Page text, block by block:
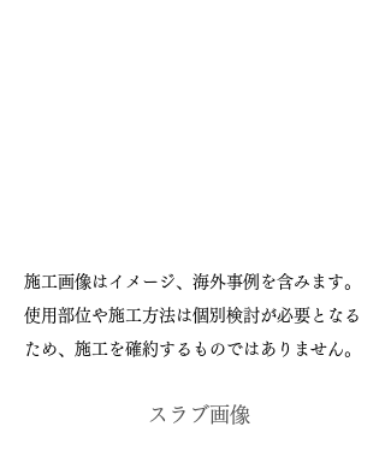
施工画像はイメージ、海外事例を含みます。
使用部位や施工方法は個別検討が必要となる
ため、施工を確約するものではありません。
スラブ画像